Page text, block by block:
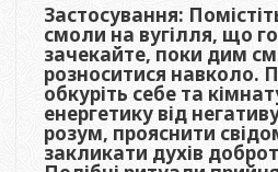
Застосування:
смоли на вугілля, що
зачекайте, поки дим
розноситися навколо.
обкуріть себе та
енергетику від
розум, прояснити
закликати духів